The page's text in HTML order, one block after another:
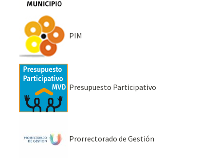
PIM
Presupuesto Participativo
Prorrectorado de Gestión